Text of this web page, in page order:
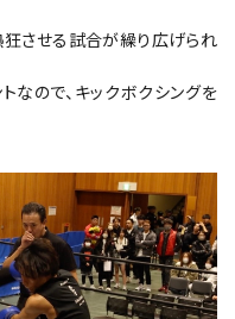
狂させる試合が繰り広げられ
なので、キックボクシングを